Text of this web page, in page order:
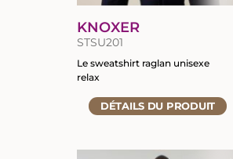
KNOXER
STSU201
Le sweatshirt raglan unisexe
relax
Accéder
DÉTAILS DU PRODUIT